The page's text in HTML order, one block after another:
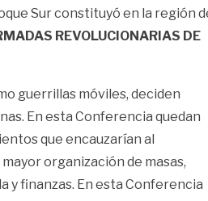
Sur constituyó en la región
REVOLUCIONARIAS DE
guerrillas móviles, deciden
En esta Conferencia quedan
que encauzarían al
organización de masas,
y finanzas. En esta Conferencia